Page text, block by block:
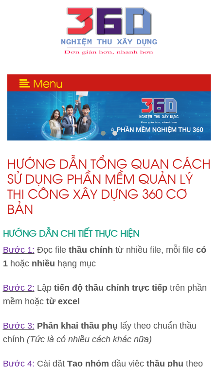
Menu
HƯỚNG DẪN TỔNG QUAN CÁCH
SỬ DỤNG PHẦN MỀM QUẢN LÝ
THI CÔNG XÂY DỰNG 360 CƠ
BẢN
HƯỚNG DẪN CHI TIẾT THỰC HIỆN
Bước 1: Đọc file thầu chính từ nhiều file, mỗi file có
1hoặc nhiều hạng mục
Bước 2: Lập tiến độ thầu chính trực tiếptrên phần
mềm hoặc từ excel
Bước 3: Phân khai thầu phụ lấy theo chuẩn thầu
chính (Tức là có nhiều cách khác nữa)
Bước 4: Cài đặt Tạo nhóm đầu việc thầu phụ theo